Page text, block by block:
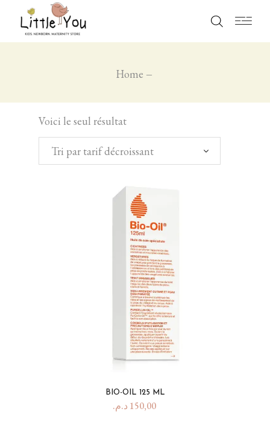
Home
Voici le seul résultat
Tri par tarif décroissant
BIO-OIL 125 ML
150,00 د.م.